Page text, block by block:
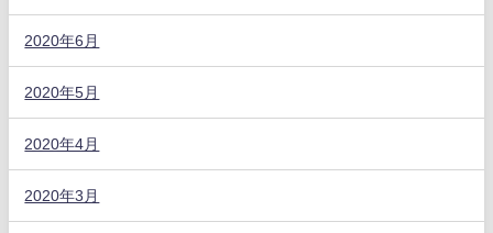
2020年6月
2020年5月
2020年4月
2020年3月